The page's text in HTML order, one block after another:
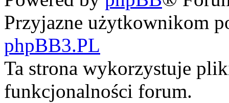
Przyjazne użytkownikom
phpBB3.PL
Ta strona wykorzystuje
funkcjonalności forum.